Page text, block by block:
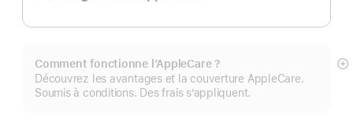
Comment fonctionne l’AppleCare ?
Découvrez les avantages et la couverture AppleCare.
Soumis à conditions. Des frais s’appliquent.